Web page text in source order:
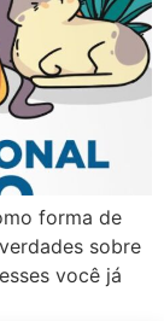
forma de
sobre
você já